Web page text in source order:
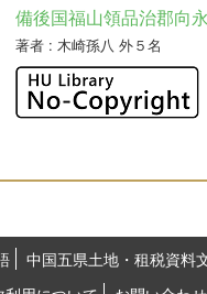
備後国福山領品治郡向
著者 : 木崎孫八 外５名
中国五県土地・租税資料